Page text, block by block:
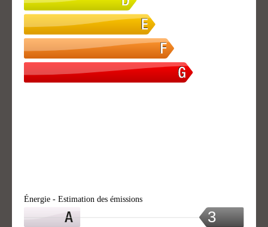
Énergie - Estimation des émissions
3